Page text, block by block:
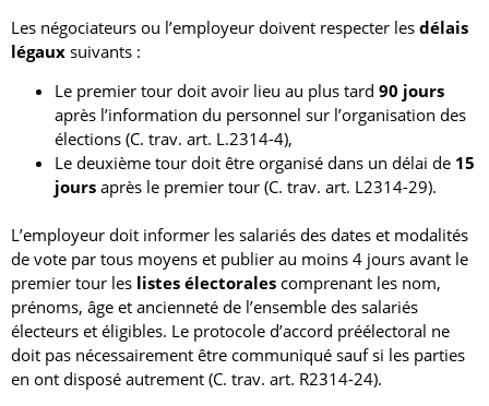
Les négociateurs ou l’employeur doivent respecter les délais
légaux suivants :
Le premier tour doit avoir lieu au plus tard 90 jours
après l’information du personnel sur l’organisation des
élections (C. trav. art. L.2314-4),
Le deuxième tour doit être organisé dans un délai de 15
jours après le premier tour (C. trav. art. L2314-29).
L’employeur doit informer les salariés des dates et modalités
de vote par tous moyens et publier au moins 4 jours avant le
premier tour les listes électorales comprenant les nom,
prénoms, âge et ancienneté de l’ensemble des salariés
électeurs et éligibles. Le protocole d’accord préélectoral ne
doit pas nécessairement être communiqué sauf si les parties
en ont disposé autrement (C. trav. art. R2314-24).